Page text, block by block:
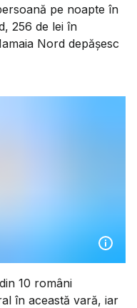
pe noapte în
256 de lei în
Nord depășesc
10 români
în această vară, iar